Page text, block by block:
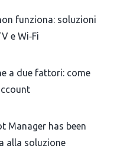
funziona: soluzioni
e Wi‑Fi
a due fattori: come
Manager has been
alla soluzione